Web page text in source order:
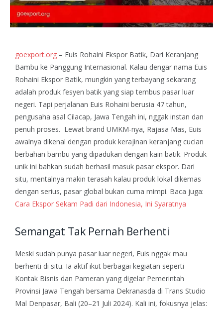
goexport.org – Euis Rohaini Ekspor Batik, Dari Keranjang
Bambu ke Panggung Internasional. Kalau dengar nama Euis
Rohaini Ekspor Batik, mungkin yang terbayang sekarang
adalah produk fesyen batik yang siap tembus pasar luar
negeri. Tapi perjalanan Euis Rohaini berusia 47 tahun,
pengusaha asal Cilacap, Jawa Tengah ini, nggak instan dan
penuh proses. Lewat brand UMKM-nya, Rajasa Mas, Euis
awalnya dikenal dengan produk kerajinan keranjang cucian
berbahan bambu yang dipadukan dengan kain batik. Produk
unik ini bahkan sudah berhasil masuk pasar ekspor. Dari
situ, mentalnya makin terasah kalau produk lokal dikemas
dengan serius, pasar global bukan cuma mimpi. Baca juga:
Cara Ekspor Sekam Padi dari Indonesia, Ini Syaratnya
Semangat Tak Pernah Berhenti
Meski sudah punya pasar luar negeri, Euis nggak mau
berhenti di situ. Ia aktif ikut berbagai kegiatan seperti
Kontak Bisnis dan Pameran yang digelar Pemerintah
Provinsi Jawa Tengah bersama Dekranasda di Trans Studio
Mal Denpasar, Bali (20–21 Juli 2024). Kali ini, fokusnya jelas: